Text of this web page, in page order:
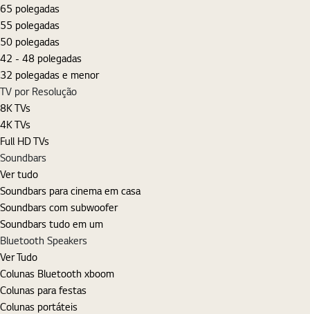
65 polegadas
55 polegadas
50 polegadas
42 - 48 polegadas
32 polegadas e menor
TV por Resolução
8K TVs
4K TVs
Full HD TVs
Soundbars
Ver tudo
Soundbars para cinema em casa
Soundbars com subwoofer
Soundbars tudo em um
Bluetooth Speakers
Ver Tudo
Colunas Bluetooth xboom
Colunas para festas
Colunas portáteis